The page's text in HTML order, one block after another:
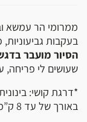
ממרומי הר עמשא
בעקבות
הסיור מועבר
שעושים לי פריחה, עד 8
*דרגת קושי:
באורך של עד 8 ק”מ וייתכנו קטעי אתגר קלים.